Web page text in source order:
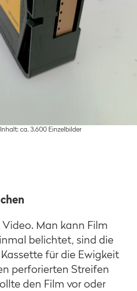
ca. 3.600 Einzelbilder
Man kann Film
belichtet, sind die
für die Ewigkeit
perforierten Streifen
den Film vor oder